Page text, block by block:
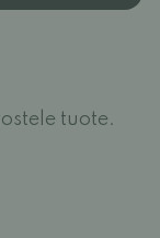
tuote.